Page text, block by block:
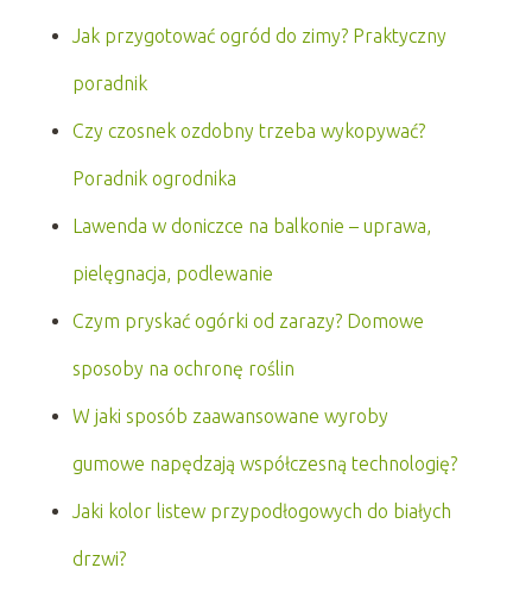
Jak przygotować ogród do zimy? Praktyczny
poradnik
Czy czosnek ozdobny trzeba wykopywać?
Poradnik ogrodnika
Lawenda w doniczce na balkonie – uprawa,
pielęgnacja, podlewanie
Czym pryskać ogórki od zarazy? Domowe
sposoby na ochronę roślin
W jaki sposób zaawansowane wyroby
gumowe napędzają współczesną technologię?
Jaki kolor listew przypodłogowych do białych
drzwi?